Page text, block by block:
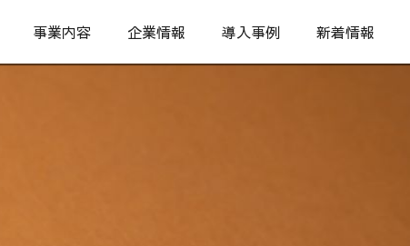
事業内容 企業情報 導入事例 新着情報